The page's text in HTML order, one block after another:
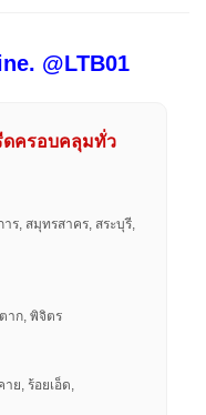
@LTB01
ดครอบคลุมทั่ว
ร, สมุทรสาคร, สระบุรี,
าก, พิจิตร
ย, ร้อยเอ็ด,